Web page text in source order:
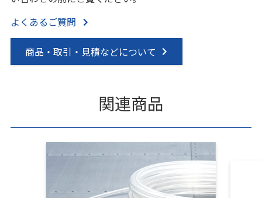
よくあるご質問
商品・取引・見積などについて
関連商品